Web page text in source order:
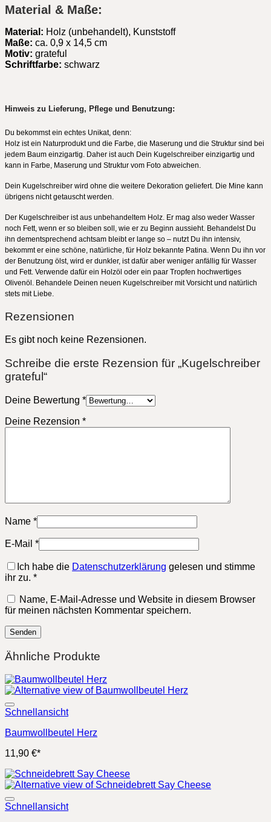
Material & Maße:
Material: Holz (unbehandelt), Kunststoff
Maße: ca. 0,9 x 14,5 cm
Motiv: grateful
Schriftfarbe: schwarz
Hinweis zu Lieferung, Pflege und Benutzung:
Du bekommst ein echtes Unikat, denn:
Holz ist ein Naturprodukt und die Farbe, die Maserung und die Struktur sind bei
jedem Baum einzigartig. Daher ist auch Dein Kugelschreiber einzigartig und
kann in Farbe, Maserung und Struktur vom Foto abweichen.
Dein Kugelschreiber wird ohne die weitere Dekoration geliefert. Die Mine kann
übrigens nicht getauscht werden.
Der Kugelschreiber ist aus unbehandeltem Holz. Er mag also weder Wasser
noch Fett, wenn er so bleiben soll, wie er zu Beginn aussieht. Behandelst Du
ihn dementsprechend achtsam bleibt er lange so – nutzt Du ihn intensiv,
bekommt er eine schöne, natürliche, für Holz bekannte Patina. Wenn Du ihn vor
der Benutzung ölst, wird er dunkler, ist dafür aber weniger anfällig für Wasser
und Fett. Verwende dafür ein Holzöl oder ein paar Tropfen hochwertiges
Olivenöl. Behandele Deinen neuen Kugelschreiber mit Vorsicht und natürlich
stets mit Liebe.
Rezensionen
Es gibt noch keine Rezensionen.
Schreibe die erste Rezension für „Kugelschreiber
grateful“
Deine Bewertung *
Deine Rezension *
Name *
E-Mail *
Ich habe die Datenschutzerklärung gelesen und stimme
ihr zu. *
Name, E-Mail-Adresse und Website in diesem Browser
für meinen nächsten Kommentar speichern.
Ähnliche Produkte
Schnellansicht
Baumwollbeutel Herz
11,90 €*
Schnellansicht